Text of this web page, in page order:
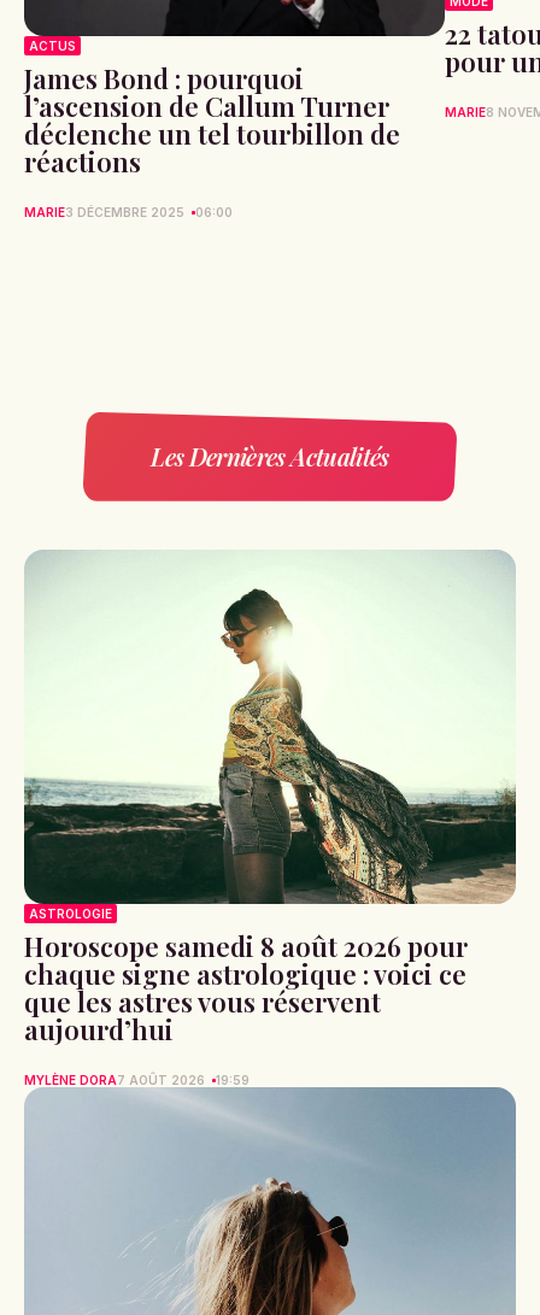
ACTUS
James Bond : pourquoi
l’ascension de Callum Turner
déclenche un tel tourbillon de
réactions
MARIE3 DÉCEMBRE 2025 06:00
22
pour
MARIE8
Les Dernières Actualités
ASTROLOGIE
Horoscope samedi 8 août 2026 pour
chaque signe astrologique : voici ce
que les astres vous réservent
aujourd’hui
MYLÈNE DORA7 AOÛT 2026 19:59